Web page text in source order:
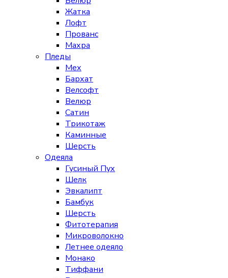
Жатка
Лофт
Прованс
Махра
Пледы
Мех
Бархат
Велсофт
Велюр
Сатин
Трикотаж
Каминные
Шерсть
Одеяла
Гусиный Пух
Шелк
Эвкалипт
Бамбук
Шерсть
Фитотерапия
Микроволокно
Летнее одеяло
Монако
Тиффани